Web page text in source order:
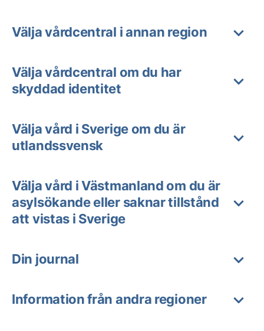
Välja vårdcentral i annan region
Välja vårdcentral om du har
skyddad identitet
Välja vård i Sverige om du är
utlandssvensk
Välja vård i Västmanland om du är
asylsökande eller saknar tillstånd
att vistas i Sverige
Din journal
Information från andra regioner